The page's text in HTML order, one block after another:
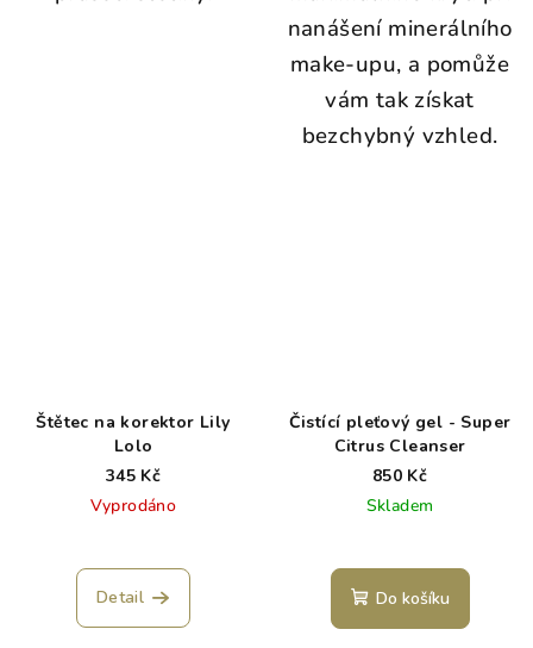
nanášení minerálního
make-upu, a pomůže
vám tak získat
bezchybný vzhled.
Štětec na korektor Lily
Lolo
345 Kč
Vyprodáno
Detail
Čistící pleťový gel - Super
Citrus Cleanser
850 Kč
Skladem
Do košíku